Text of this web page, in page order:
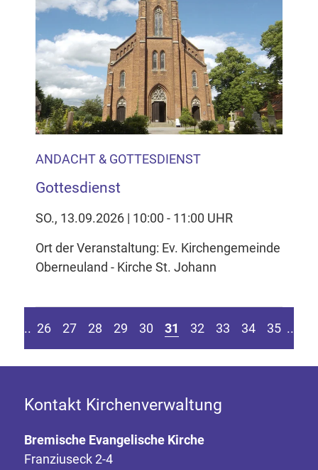
ANDACHT & GOTTESDIENST
Gottesdienst
SO., 13.09.2026 | 10:00 - 11:00 UHR
Ort der Veranstaltung: Ev. Kirchengemeinde
Oberneuland - Kirche St. Johann
springen
vorherigen Seite
.... 26 27 28 29 30 31 32 33 34 35 ....
Kontakt Kirchenverwaltung
Bremische Evangelische Kirche
Franziuseck 2-4